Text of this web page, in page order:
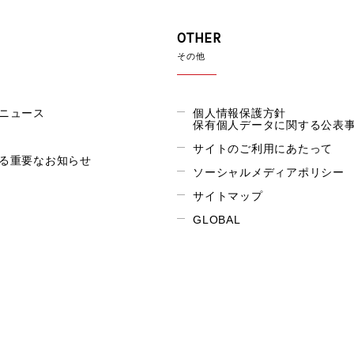
ュース
重要なお知らせ
OTHER
その他
個人情報保護方針
保有個人データに関する公表
サイトのご利用にあたって
ソーシャルメディアポリシー
サイトマップ
GLOBAL